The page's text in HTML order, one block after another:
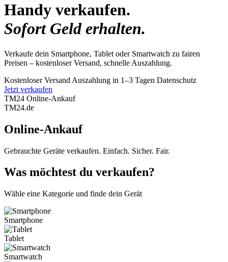
Handy verkaufen.
Sofort Geld erhalten.
Verkaufe dein Smartphone, Tablet oder Smartwatch zu fairen
Preisen – kostenloser Versand, schnelle Auszahlung.
Kostenloser Versand Auszahlung in 1–3 Tagen Datenschutz
Jetzt verkaufen
TM24 Online-Ankauf
TM24.de
Online-Ankauf
Gebrauchte Geräte verkaufen. Einfach. Sicher. Fair.
Was möchtest du verkaufen?
Wähle eine Kategorie und finde dein Gerät
Smartphone
Tablet
Smartwatch